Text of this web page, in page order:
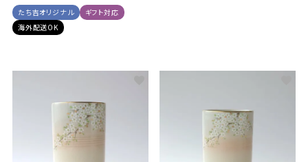
たち吉オリジナル
ギフト対応
海外配送OK